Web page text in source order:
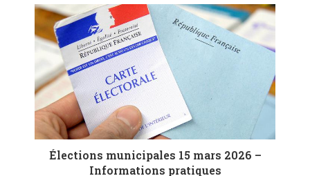
Élections municipales 15 mars 2026 –
Informations pratiques